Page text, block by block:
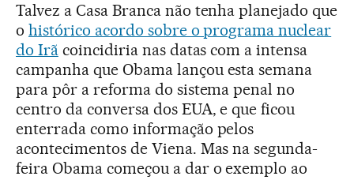
Talvez a Casa Branca não tenha planejado que
o histórico acordo sobre o programa nuclear
do Irãcoincidiria nas datas com a intensa
campanha que Obama lançou esta semana
para pôr a reforma do sistema penal no
centro da conversa dos EUA, e que ficou
enterrada como informação pelos
acontecimentos de Viena. Mas na segunda-
feira Obama começou a dar o exemplo ao